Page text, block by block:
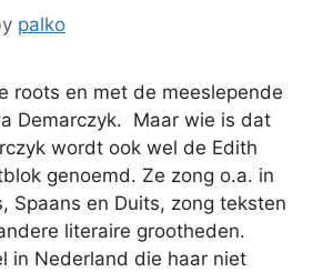
palko
roots en met de meeslepende
Demarczyk. Maar wie is dat
wordt ook wel de Edith
genoemd. Ze zong o.a. in
Spaans en Duits, zong teksten
literaire grootheden.
in Nederland die haar niet